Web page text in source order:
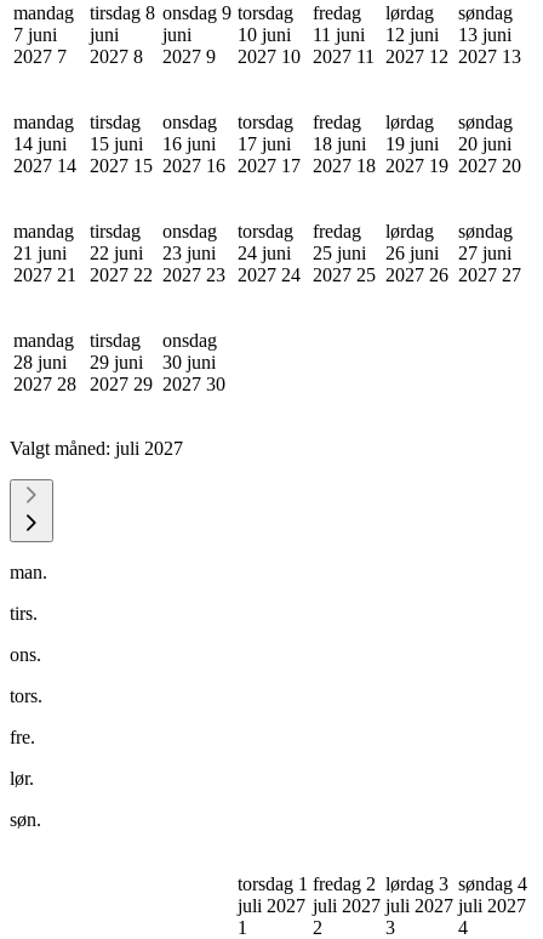
mandag
7 juni
2027 7
tirsdag 8
juni
2027 8
onsdag 9
juni
2027 9
torsdag
10 juni
2027 10
fredag
11 juni
2027 11
lørdag
12 juni
2027 12
søndag
13 juni
2027 13
mandag
14 juni
2027 14
tirsdag
15 juni
2027 15
onsdag
16 juni
2027 16
torsdag
17 juni
2027 17
fredag
18 juni
2027 18
lørdag
19 juni
2027 19
søndag
20 juni
2027 20
mandag
21 juni
2027 21
tirsdag
22 juni
2027 22
onsdag
23 juni
2027 23
torsdag
24 juni
2027 24
fredag
25 juni
2027 25
lørdag
26 juni
2027 26
søndag
27 juni
2027 27
mandag
28 juni
2027 28
tirsdag
29 juni
2027 29
onsdag
30 juni
2027 30
Valgt måned: juli 2027
man.
tirs.
ons.
tors.
fre.
lør.
søn.
torsdag 1
juli 2027
1
fredag 2
juli 2027
2
lørdag 3
juli 2027
3
søndag 4
juli 2027
4